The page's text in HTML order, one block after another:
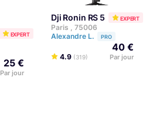
EXPERT
25 €
Par jour
Dji Ronin RS 5 EXPERT
Paris , 75006
Alexandre L.
PRO
4.9 (319)
40 €
Par jour